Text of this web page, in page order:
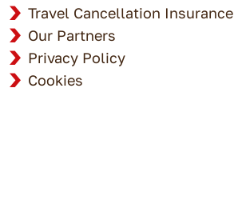
Travel Cancellation Insurance
Our Partners
Privacy Policy
Cookies